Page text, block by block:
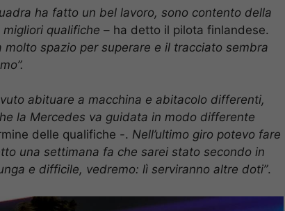
ha fatto un bel lavoro, sono contento della
qualifiche – ha detto il pilota finlandese.
molto spazio per superare e il tracciato sembra
abituare a macchina e abitacolo differenti,
la Mercedes va guidata in modo differente
delle qualifiche -. Nell’ultimo giro potevo fare
una settimana fa che sarei stato secondo in
e difficile, vedremo: lì serviranno altre doti”.